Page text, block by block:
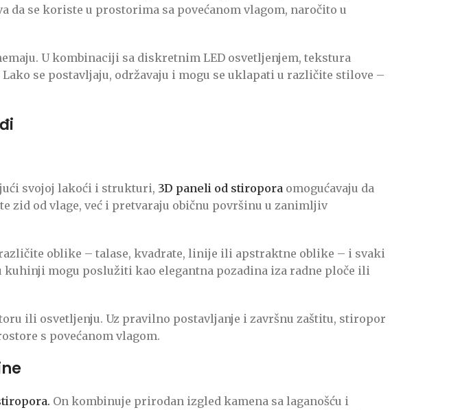
se koriste u prostorima sa povećanom vlagom, naročito u
U kombinaciji sa diskretnim LED osvetljenjem, tekstura
se postavljaju, održavaju i mogu se uklapati u različite stilove –
svojoj lakoći i strukturi, 3D paneli od stiropora omogućavaju da
zid od vlage, već i pretvaraju običnu površinu u zanimljiv
oblike – talase, kvadrate, linije ili apstraktne oblike – i svaki
mogu poslužiti kao elegantna pozadina iza radne ploče ili
ili osvetljenju. Uz pravilno postavljanje i završnu zaštitu, stiropor
s povećanom vlagom.
. On kombinuje prirodan izgled kamena sa laganošću i